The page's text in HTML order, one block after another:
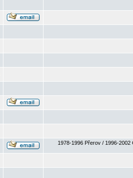
1978-1996 Přerov / 1996-2002